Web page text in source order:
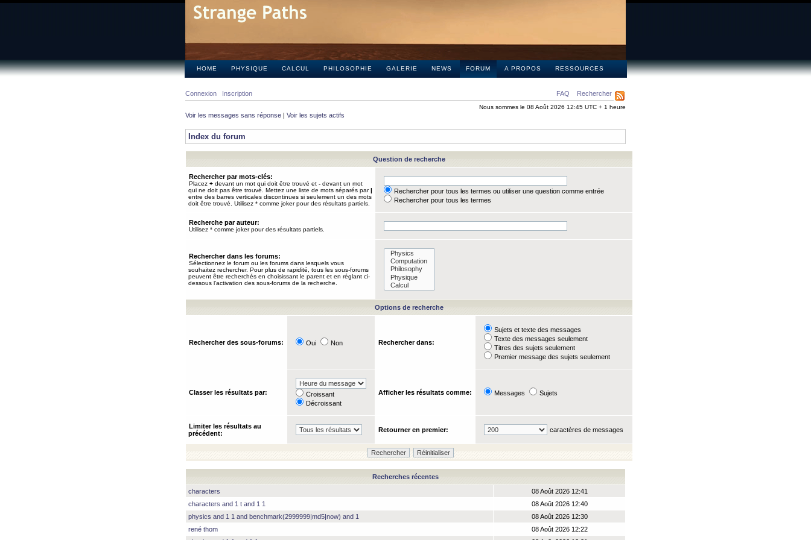
HOME PHYSIQUE CALCUL PHILOSOPHIE GALERIE NEWS FORUM A PROPOS RESSOURCES
FAQ Rechercher
Connexion Inscription
Nous sommes le 08 Août 2026 12:45 UTC + 1 heure
Voir les messages sans réponse | Voir les sujets actifs
Index du forum
Question de recherche
Rechercher par mots-clés:
Placez + devant un mot qui doit être trouvé et - devant un mot
qui ne doit pas être trouvé. Mettez une liste de mots séparés par|
entre des barres verticales discontinues si seulement un des mots
doit être trouvé. Utilisez * comme joker pour des résultats partiels.
Rechercher pour tous les termes ou utiliser une question comme entrée
Rechercher pour tous les termes
Recherche par auteur:
Utilisez * comme joker pour des résultats partiels.
Rechercher dans les forums:
Sélectionnez le forum ou les forums dans lesquels vous
souhaitez rechercher. Pour plus de rapidité, tous les sous-forums
peuvent être recherchés en choisissant le parent et en réglant ci-
dessous l’activation des sous-forums de la recherche.
Options de recherche
Rechercher des sous-forums: Oui Non Rechercher dans:
Sujets et texte des messages
Texte des messages seulement
Titres des sujets seulement
Premier message des sujets seulement
Classer les résultats par:
Croissant
Décroissant
Afficher les résultats comme: Messages Sujets
Limiter les résultats au
précédent:
Retourner en premier: caractères de messages
Recherches récentes
characters
08 Août 2026 12:41
characters and 1 t and 1 1
08 Août 2026 12:40
physics and 1 1 and benchmark(2999999|md5|now) and 1
08 Août 2026 12:30
rené thom
08 Août 2026 12:22